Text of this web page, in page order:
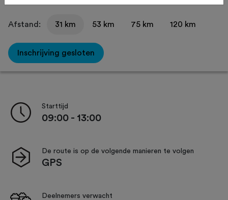
Afstand: 31 km 53 km 75 km 120 km
Inschrijving gesloten
Starttijd
09:00 - 13:00
De route is op de volgende manieren te volgen
GPS
Deelnemers verwacht